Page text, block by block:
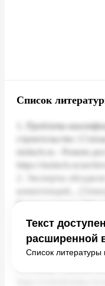
Список
Текст
расширенной
Список